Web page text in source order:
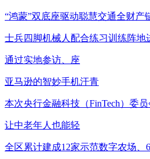
“鸿蒙”双底座驱动聪慧交通全财产
士兵四脚机械人配合练习训练阵地
通过实地参访、座
亚马逊的智妙手机汗青
本次央行金融科技（FinTech）委
让中老年人也能轻
全区累计建成12家示范数字农场、